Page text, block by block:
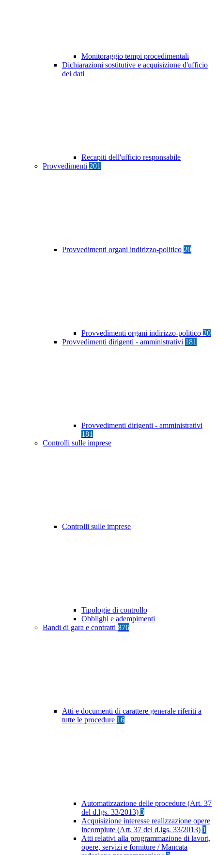
Monitoraggio tempi procedimentali
Dichiarazioni sostitutive e acquisizione d'ufficio
dei dati
Recapiti dell'ufficio responsabile
Provvedimenti 201
Provvedimenti organi indirizzo-politico 20
Provvedimenti organi indirizzo-politico 20
Provvedimenti dirigenti - amministrativi 181
Provvedimenti dirigenti - amministrativi
181
Controlli sulle imprese
Controlli sulle imprese
Tipologie di controllo
Obblighi e adempimenti
Bandi di gara e contratti 876
Atti e documenti di carattere generale riferiti a
tutte le procedure 16
Automatizzazione delle procedure (Art. 37
del d.lgs. 33/2013) 3
Acquisizione interesse realizzazione opere
incompiute (Art. 37 del d.lgs. 33/2013) 1
Atti relativi alla programmazione di lavori,
opere, servizi e forniture / Mancata